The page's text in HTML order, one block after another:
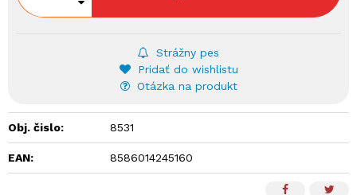
Strážny pes
Pridať do wishlistu
Otázka na produkt
Obj. čislo: 8531
EAN: 8586014245160